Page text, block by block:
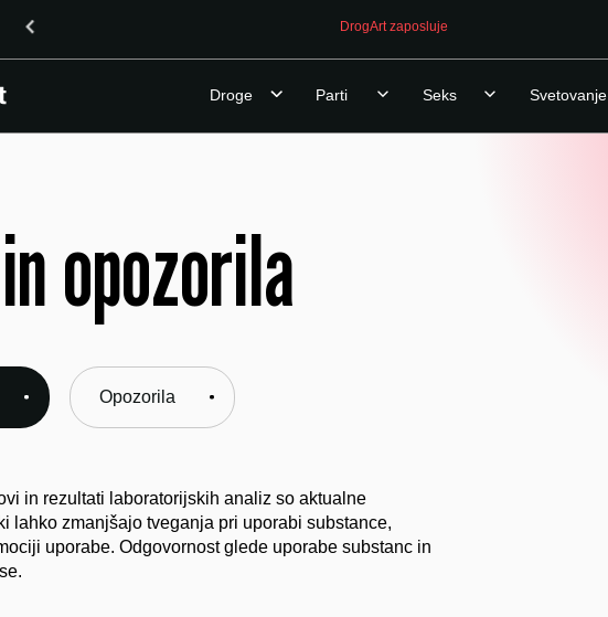
DrogArt zaposluje
Droge Parti Seks Svetovanje
opozorila
Opozorila
in rezultati laboratorijskih analiz so aktualne
lahko zmanjšajo tveganja pri uporabi substance,
uporabe. Odgovornost glede uporabe substanc in